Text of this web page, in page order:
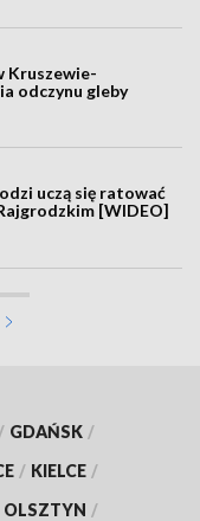
Kruszewie-
odczynu gleby
uczą się ratować
[WIDEO]
/ GDAŃSK /
/ KIELCE /
OLSZTYN /